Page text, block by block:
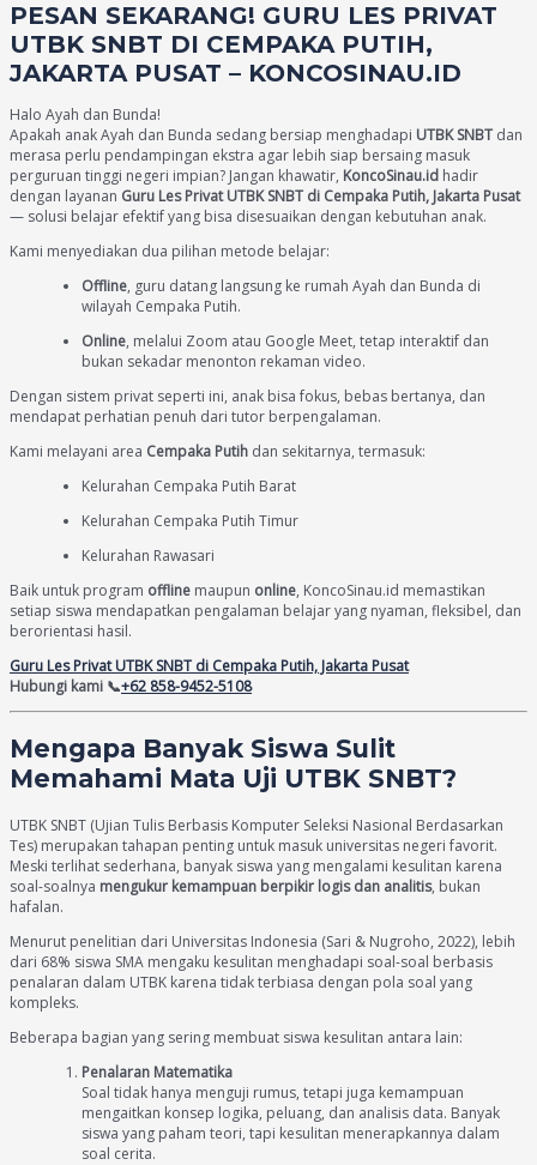
PESAN SEKARANG! GURU LES PRIVAT
UTBK SNBT DI CEMPAKA PUTIH,
JAKARTA PUSAT – KONCOSINAU.ID
Halo Ayah dan Bunda!
Apakah anak Ayah dan Bunda sedang bersiap menghadapi UTBK SNBT dan
merasa perlu pendampingan ekstra agar lebih siap bersaing masuk
perguruan tinggi negeri impian? Jangan khawatir, KoncoSinau.id hadir
dengan layanan Guru Les Privat UTBK SNBT di Cempaka Putih, Jakarta Pusat
— solusi belajar efektif yang bisa disesuaikan dengan kebutuhan anak.
Kami menyediakan dua pilihan metode belajar:
Offline, guru datang langsung ke rumah Ayah dan Bunda di
wilayah Cempaka Putih.
Online, melalui Zoom atau Google Meet, tetap interaktif dan
bukan sekadar menonton rekaman video.
Dengan sistem privat seperti ini, anak bisa fokus, bebas bertanya, dan
mendapat perhatian penuh dari tutor berpengalaman.
Kami melayani area Cempaka Putih dan sekitarnya, termasuk:
Kelurahan Cempaka Putih Barat
Kelurahan Cempaka Putih Timur
Kelurahan Rawasari
Baik untuk program offline maupun online, KoncoSinau.id memastikan
setiap siswa mendapatkan pengalaman belajar yang nyaman, fleksibel, dan
berorientasi hasil.
Guru Les Privat UTBK SNBT di Cempaka Putih, Jakarta Pusat
Hubungi kami 📞+62 858-9452-5108
Mengapa Banyak Siswa Sulit
Memahami Mata Uji UTBK SNBT?
UTBK SNBT (Ujian Tulis Berbasis Komputer Seleksi Nasional Berdasarkan
Tes) merupakan tahapan penting untuk masuk universitas negeri favorit.
Meski terlihat sederhana, banyak siswa yang mengalami kesulitan karena
soal-soalnya mengukur kemampuan berpikir logis dan analitis, bukan
hafalan.
Menurut penelitian dari Universitas Indonesia (Sari & Nugroho, 2022), lebih
dari 68% siswa SMA mengaku kesulitan menghadapi soal-soal berbasis
penalaran dalam UTBK karena tidak terbiasa dengan pola soal yang
kompleks.
Beberapa bagian yang sering membuat siswa kesulitan antara lain:
Penalaran Matematika
Soal tidak hanya menguji rumus, tetapi juga kemampuan
mengaitkan konsep logika, peluang, dan analisis data. Banyak
siswa yang paham teori, tapi kesulitan menerapkannya dalam
soal cerita.